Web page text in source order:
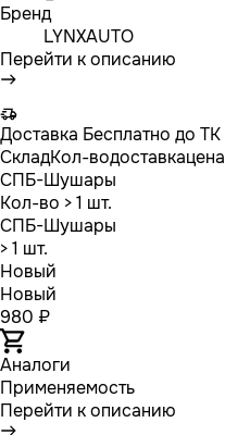
Бренд
LYNXAUTO
Перейти к описанию
Доставка Бесплатно до ТК
СкладКол-водоставкацена
СПБ-Шушары
Кол-во > 1 шт.
СПБ-Шушары
> 1 шт.
Новый
Новый
980 ₽
Аналоги
Применяемость
Перейти к описанию